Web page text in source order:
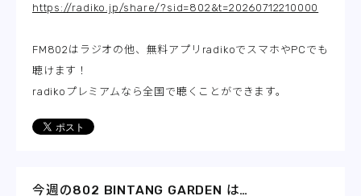
https://radiko.jp/share/?sid=802&t=20260712210000
FM802はラジオの他、無料アプリradikoでスマホやPCでも
聴けます！
radikoプレミアムなら全国で聴くことができます。
今週の802 BINTANG GARDEN は…